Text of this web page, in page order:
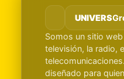
UNIVERS
Somos un sitio
televisión, la radio,
diseñado para